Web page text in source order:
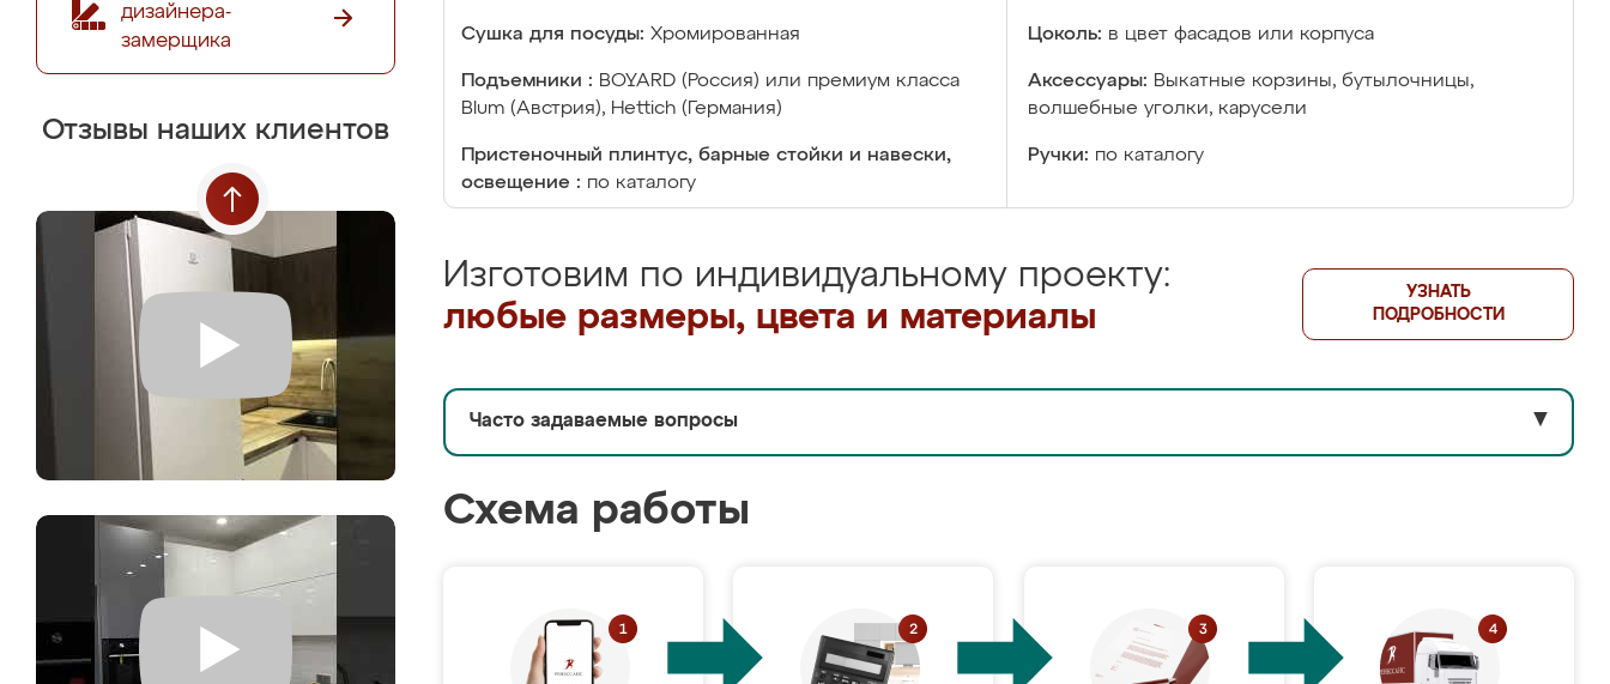
дизайнера-
замерщика
Отзывы наших клиентов
Сушка для посуды: Хромированная Цоколь: в цвет фасадов или корпуса
Подъемники : BOYARD (Россия) или премиум класса
Blum (Австрия), Hettich (Германия)
Аксессуары: Выкатные корзины, бутылочницы,
волшебные уголки, карусели
Пристеночный плинтус, барные стойки и навески,
освещение : по каталогу
Ручки: по каталогу
Изготовим по индивидуальному проекту:
любые размеры, цвета и материалы
УЗНАТЬ
ПОДРОБНОСТИ
Часто задаваемые вопросы ▼
Схема работы